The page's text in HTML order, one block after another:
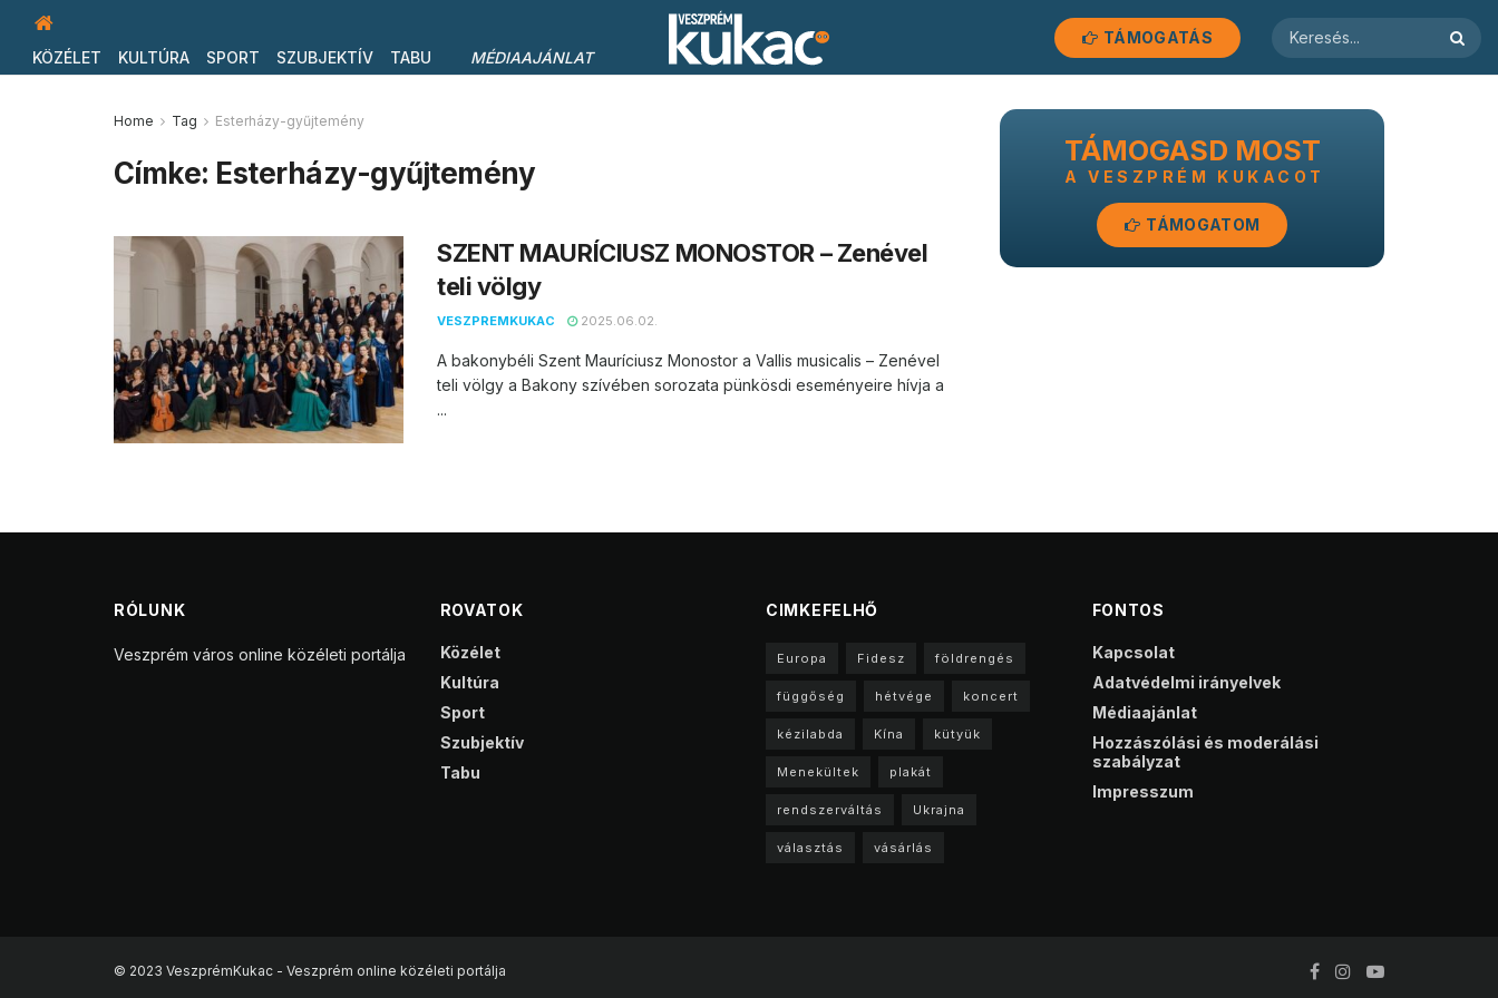
KÖZÉLET KULTÚRA SPORT SZUBJEKTÍV TABU MÉDIAAJÁNLAT
TÁMOGATÁS
Home Tag Esterházy-gyűjtemény
Címke: Esterházy-gyűjtemény
SZENT MAURÍCIUSZ MONOSTOR – Zenével
teli völgy
VESZPREMKUKAC 2025.06.02.
A bakonybéli Szent Mauríciusz Monostor a Vallis musicalis – Zenével
teli völgy a Bakony szívében sorozata pünkösdi eseményeire hívja a
...
TÁMOGASD MOST
A VESZPRÉM KUKACOT
TÁMOGATOM
RÓLUNK
Veszprém város online közéleti portálja
ROVATOK
Közélet
Kultúra
Sport
Szubjektív
Tabu
CIMKEFELHŐ
Europa Fidesz földrengés
függőség hétvége koncert
kézilabda Kína kütyük
Menekültek plakát
rendszerváltás Ukrajna
választás vásárlás
FONTOS
Kapcsolat
Adatvédelmi irányelvek
Médiaajánlat
Hozzászólási és moderálási
szabályzat
Impresszum
© 2023 VeszprémKukac - Veszprém online közéleti portálja